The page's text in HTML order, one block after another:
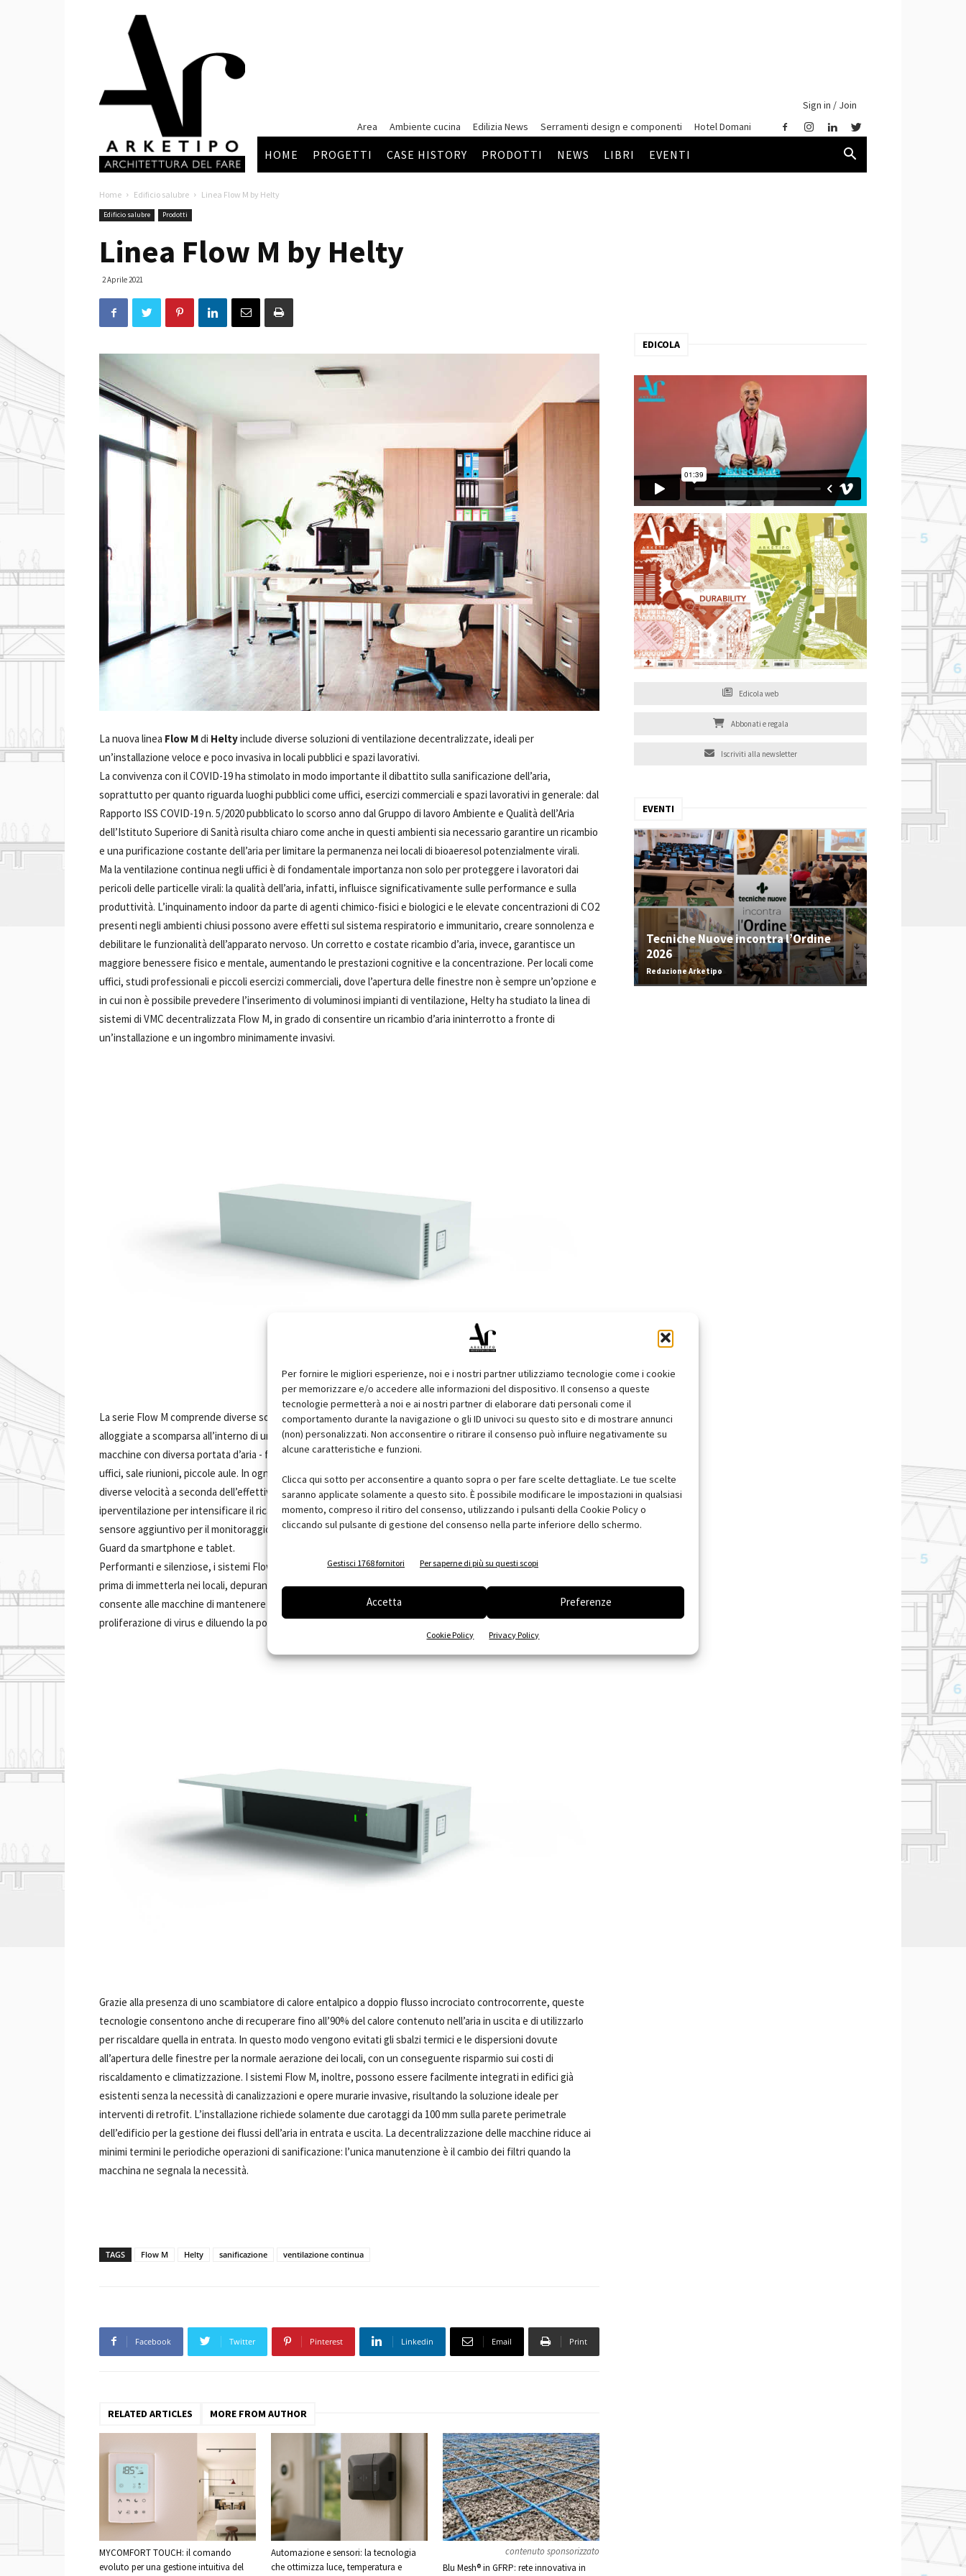
Per fornire le migliori esperienze, noi e i nostri partner utilizziamo tecnologie come i cookie
per memorizzare e/o accedere alle informazioni del dispositivo. Il consenso a queste
tecnologie permetterà a noi e ai nostri partner di elaborare dati personali come il
comportamento durante la navigazione o gli ID univoci su questo sito e di mostrare annunci
(non) personalizzati. Non acconsentire o ritirare il consenso può influire negativamente su
alcune caratteristiche e funzioni.
Clicca qui sotto per acconsentire a quanto sopra o per fare scelte dettagliate. Le tue scelte
saranno applicate solamente a questo sito. È possibile modificare le impostazioni in qualsiasi
momento, compreso il ritiro del consenso, utilizzando i pulsanti della Cookie Policy o
cliccando sul pulsante di gestione del consenso nella parte inferiore dello schermo.
Gestisci 1768 fornitori Per saperne di più su questi scopi
Accetta Preferenze
Cookie Policy Privacy Policy
Arketipo
Sign in / Join
Area
Ambiente cucina Edilizia News Serramenti design e componenti Hotel Domani
HOME PROGETTI CASE HISTORY PRODOTTI NEWS LIBRI EVENTI
Home Edificio salubre Linea Flow M by Helty
Edificio salubre Prodotti
Linea Flow M by Helty
2 Aprile 2021
La nuova linea Flow Mdi Heltyinclude diverse soluzioni di ventilazione decentralizzate, ideali per
un’installazione veloce e poco invasiva in locali pubblici e spazi lavorativi.
La convivenza con il COVID-19 ha stimolato in modo importante il dibattito sulla sanificazione dell’aria,
soprattutto per quanto riguarda luoghi pubblici come uffici, esercizi commerciali e spazi lavorativi in generale: dal
Rapporto ISS COVID-19 n. 5/2020 pubblicato lo scorso anno dal Gruppo di lavoro Ambiente e Qualità dell’Aria
dell’Istituto Superiore di Sanità risulta chiaro come anche in questi ambienti sia necessario garantire un ricambio
e una purificazione costante dell’aria per limitare la permanenza nei locali di bioaeresol potenzialmente virali.
Ma la ventilazione continua negli uffici è di fondamentale importanza non solo per proteggere i lavoratori dai
pericoli delle particelle virali: la qualità dell’aria, infatti, influisce significativamente sulle performance e sulla
produttività. L’inquinamento indoor da parte di agenti chimico-fisici e biologici e le elevate concentrazioni di CO2
presenti negli ambienti chiusi possono avere effetti sul sistema respiratorio e immunitario, creare sonnolenza e
debilitare le funzionalità dell’apparato nervoso. Un corretto e costate ricambio d’aria, invece, garantisce un
maggiore benessere fisico e mentale, aumentando le prestazioni cognitive e la concentrazione. Per locali come
uffici, studi professionali e piccoli esercizi commerciali, dove l’apertura delle finestre non è sempre un’opzione e
in cui non è possibile prevedere l’inserimento di voluminosi impianti di ventilazione, Helty ha studiato la linea di
sistemi di VMC decentralizzata Flow M, in grado di consentire un ricambio d’aria ininterrotto a fronte di
un’installazione e un ingombro minimamente invasivi.
La serie Flow M comprende diverse soluzioni impiantistiche ideali per ricambiare e purificare l’aria indoor, tutte
alloggiate a scomparsa all’interno di un mobile pensile con finitura laccata bianca. Della linea fanno parte tre
macchine con diversa portata d’aria - fino a 70, 100, 150 mc/h - ideali per soddisfare le esigenze di spazi come
uffici, sale riunioni, piccole aule. In ogni sistema è presente il sensore umidità e la ventilazione è modulabile su
diverse velocità a seconda dell’effettivo uso della stanza: quando affollata è possibile attivare la modalità
iperventilazione per intensificare il ricambio dell’aria. Tutte le soluzioni son disponibili anche in versione Pure con
sensore aggiuntivo per il monitoraggio dei parametri CO2 e VOC e la possibilità di comandare la VMC via app Air
Guard da smartphone e tablet.
Performanti e silenziose, i sistemi Flow M sono tutti dotati di doppio filtro F7/G4 per purificare l’aria esterna
prima di immetterla nei locali, depurandola da agenti inquinanti, pollini e particolato sottile PM10 e PM2,5. Ciò
consente alle macchine di mantenere elevato il livello di salubrità dell’ambiente, riducendo il rischio di
proliferazione di virus e diluendo la potenziale carica virale presente nella stanza.
Grazie alla presenza di uno scambiatore di calore entalpico a doppio flusso incrociato controcorrente, queste
tecnologie consentono anche di recuperare fino all’90% del calore contenuto nell’aria in uscita e di utilizzarlo
per riscaldare quella in entrata. In questo modo vengono evitati gli sbalzi termici e le dispersioni dovute
all’apertura delle finestre per la normale aerazione dei locali, con un conseguente risparmio sui costi di
riscaldamento e climatizzazione. I sistemi Flow M, inoltre, possono essere facilmente integrati in edifici già
esistenti senza la necessità di canalizzazioni e opere murarie invasive, risultando la soluzione ideale per
interventi di retrofit. L’installazione richiede solamente due carotaggi da 100 mm sulla parete perimetrale
dell’edificio per la gestione dei flussi dell’aria in entrata e uscita. La decentralizzazione delle macchine riduce ai
minimi termini le periodiche operazioni di sanificazione: l’unica manutenzione è il cambio dei filtri quando la
macchina ne segnala la necessità.
TAGS Flow M Helty sanificazione ventilazione continua
Facebook Twitter Pinterest Linkedin Email Print
RELATED ARTICLES MORE FROM AUTHOR
MYCOMFORT TOUCH: il comando
evoluto per una gestione intuitiva del
Automazione e sensori: la tecnologia
che ottimizza luce, temperatura e
contenuto sponsorizzato
Blu Mesh® in GFRP: rete innovativa in
EDICOLA
Edicola web
Abbonati e regala
Iscriviti alla newsletter
EVENTI
Tecniche Nuove incontra l’Ordine
2026
Redazione Arketipo